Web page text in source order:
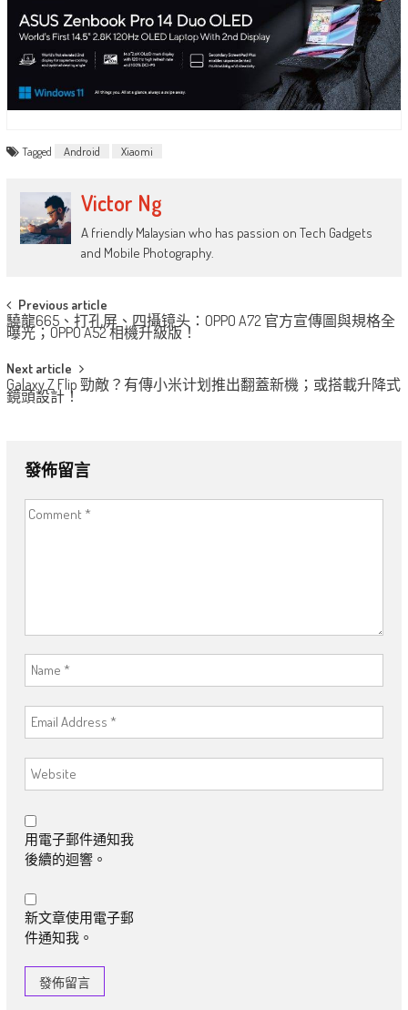
Tagged Android Xiaomi
Victor Ng
A friendly Malaysian who has passion on Tech Gadgets
and Mobile Photography.
Post
navigation
Previous article
驍龍665、打孔屏、四攝镜头：OPPO A72 官方宣傳圖與規格全
曝光；OPPO A52 相機升級版！
Next article
Galaxy Z Flip 勁敵？有傳小米计划推出翻蓋新機；或搭載升降式
鏡頭設計！
發佈留言
用電子郵件通知我
後續的迴響。
新文章使用電子郵
件通知我。